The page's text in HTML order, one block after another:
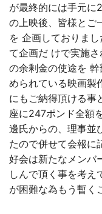
が最終的には手元に
の上映後、皆様とご
を 企画しておりま
て企画だ けで実施
の余剰金の使途を
められている映画製
にもご納得頂ける事
座に247ポンド全額
邊氏からの、理事並
たので併せて会報に
好会は新たなメンバ
しんで頂く事を考え
が困難な為もう暫く